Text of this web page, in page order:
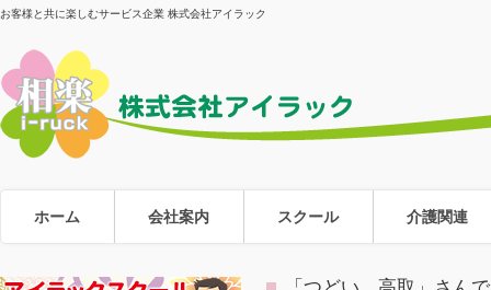
お客様と共に楽しむサービス企業 株式会社アイラック
ホーム 会社案内 スクール 介護関連